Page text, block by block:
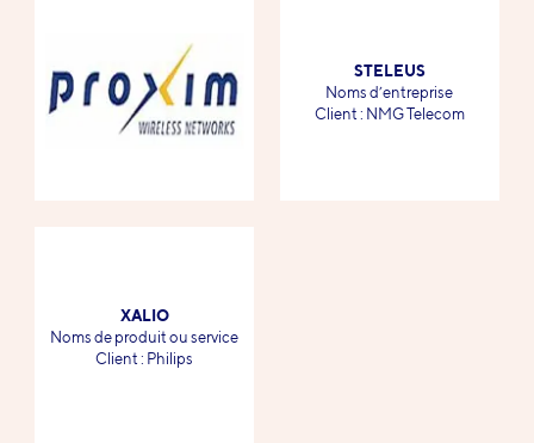
STELEUS
-
Noms d’entreprise
-
Client : NMG Telecom
XALIO
-
Noms de produit ou service
-
Client : Philips